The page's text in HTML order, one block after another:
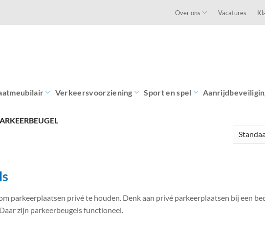
Over ons Vacatures
Verkeersvoorziening Sport en spel
parkeerplaatsen privé te houden. Denk aan privé parkeerplaatsen bij een
zijn parkeerbeugels functioneel.